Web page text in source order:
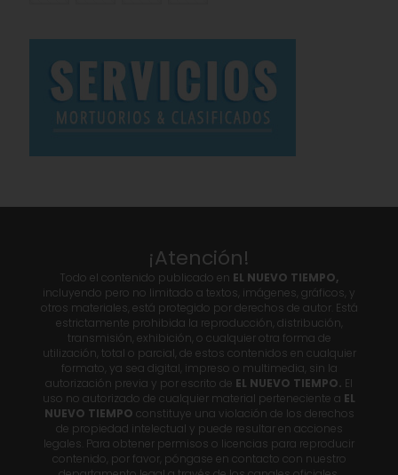
¡Atención!
Todo el contenido publicado en EL NUEVO TIEMPO,
incluyendo pero no limitado a textos, imágenes, gráficos, y
otros materiales, está protegido por derechos de autor. Está
estrictamente prohibida la reproducción, distribución,
transmisión, exhibición, o cualquier otra forma de
utilización, total o parcial, de estos contenidos en cualquier
formato, ya sea digital, impreso o multimedia, sin la
autorización previa y por escrito de EL NUEVO TIEMPO. El
uso no autorizado de cualquier material perteneciente a EL
NUEVO TIEMPO constituye una violación de los derechos
de propiedad intelectual y puede resultar en acciones
legales. Para obtener permisos o licencias para reproducir
contenido, por favor, póngase en contacto con nuestro